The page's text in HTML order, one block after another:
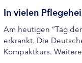
In vielen
Am heutigen “Tag
erkrankt. Die
Kompaktkurs.